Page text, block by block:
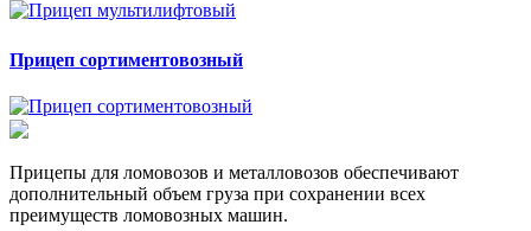
Прицеп сортиментовозный
Прицепы для ломовозов и металловозов обеспечивают
дополнительный объем груза при сохранении всех
преимуществ ломовозных машин.